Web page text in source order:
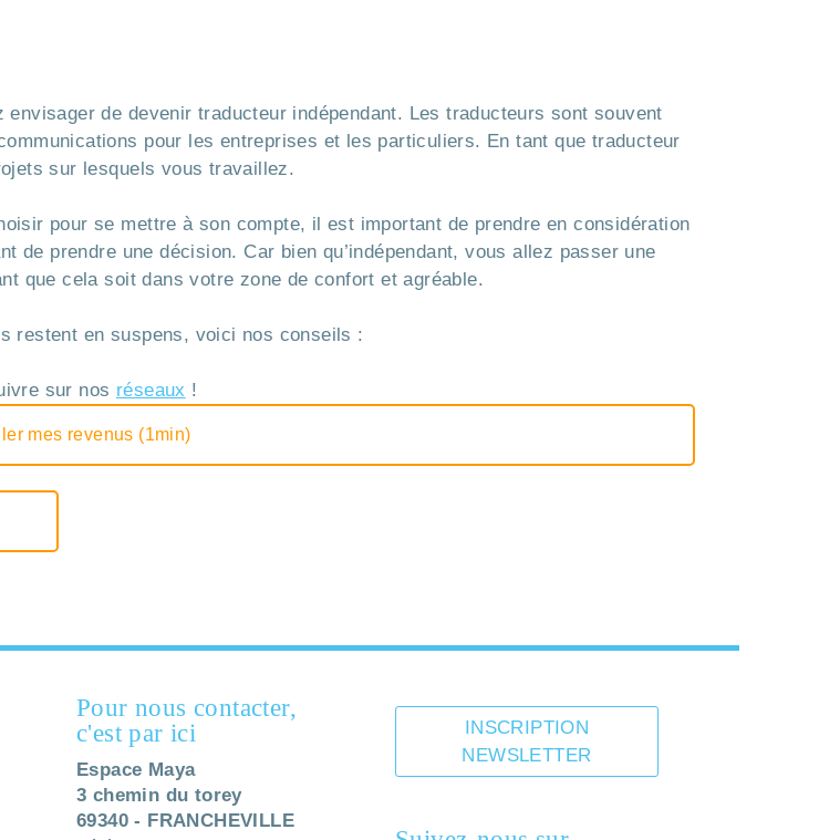
de devenir traducteur indépendant. Les traducteurs sont souvent
pour les entreprises et les particuliers. En tant que traducteur
sur lesquels vous travaillez.
pour se mettre à son compte, il est important de prendre en considération
prendre une décision. Car bien qu’indépendant, vous allez passer une
que cela soit dans votre zone de confort et agréable.
restent en suspens, voici nos conseils :
sur nos réseaux !
mes revenus (1min)
Pour nous contacter,
c'est par ici
Espace Maya
3 chemin du torey
69340 - FRANCHEVILLE
INSCRIPTION
NEWSLETTER